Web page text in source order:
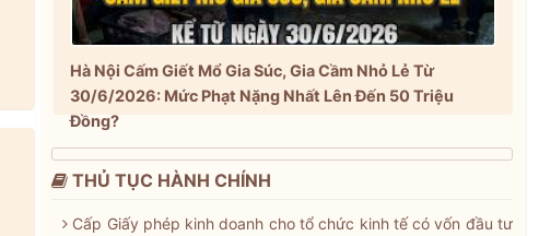
Hà Nội Cấm Giết Mổ Gia Súc, Gia Cầm Nhỏ Lẻ Từ
30/6/2026: Mức Phạt Nặng Nhất Lên Đến 50 Triệu
Đồng?
THỦ TỤC HÀNH CHÍNH
Cấp Giấy phép kinh doanh cho tổ chức kinh tế có vốn đầu tư